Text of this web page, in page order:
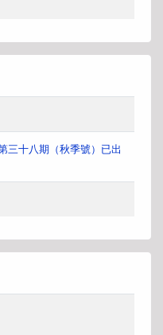
三十八期（秋季號）已出